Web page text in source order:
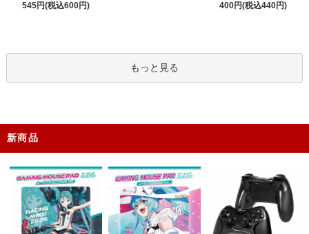
545円(税込600円)
400円(税込440円)
もっと見る
新商品